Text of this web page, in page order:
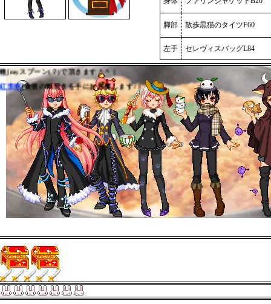
脚部 散歩黒猫のタイツF60
左手 セレヴィスバッグL84
[おいしそ～いただきます★ ]
紅李亜[食後の鯛焼きを手にお邪魔します♪ ]